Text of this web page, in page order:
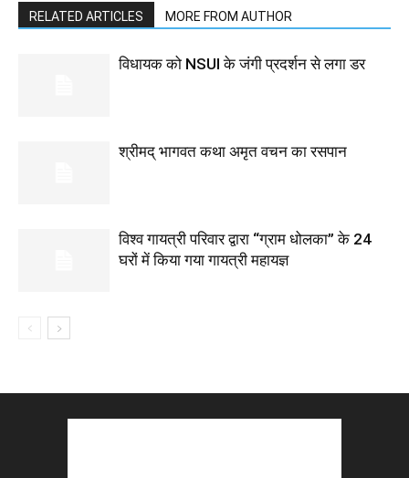
RELATED ARTICLES MORE FROM AUTHOR
विधायक को NSUI के जंगी प्रदर्शन से लगा डर
श्रीमद् भागवत कथा अमृत वचन का रसपान
विश्व गायत्री परिवार द्वारा “ग्राम धोलका” के 24
घरों में किया गया गायत्री महायज्ञ